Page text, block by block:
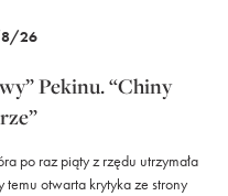
26
Pekinu. “Chiny
po raz piąty z rzędu utrzymała
temu otwarta krytyka ze strony